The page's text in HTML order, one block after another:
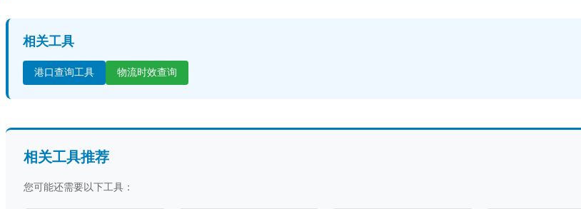
相关工具
港口查询工具 物流时效查询
相关工具推荐
您可能还需要以下工具：